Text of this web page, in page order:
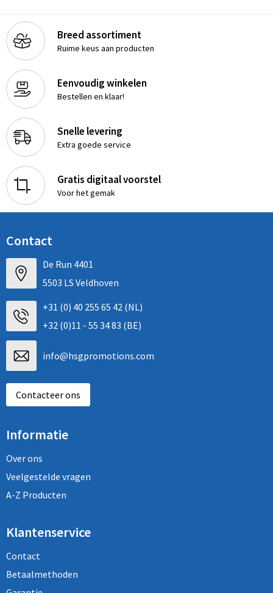
Breed assortiment
Ruime keus aan producten
Eenvoudig winkelen
Bestellen en klaar!
Snelle levering
Extra goede service
Gratis digitaal voorstel
Voor het gemak
Contact
De Run 4401
5503 LS Veldhoven
+31 (0) 40 255 65 42 (NL)
+32 (0)11 - 55 34 83 (BE)
info@hsgpromotions.com
Contacteer ons
Informatie
Over ons
Veelgestelde vragen
A-Z Producten
Klantenservice
Contact
Betaalmethoden